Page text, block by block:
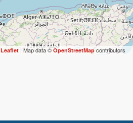
Leaflet| Map data ©OpenStreetMapcontributors